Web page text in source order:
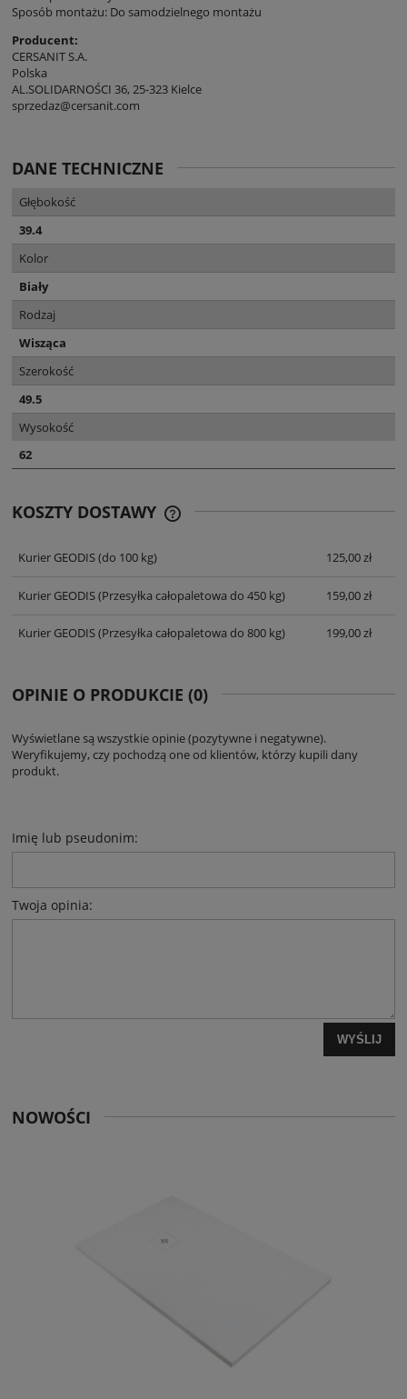
Sposób montażu: Do samodzielnego montażu
Producent:
CERSANIT S.A.
Polska
AL.SOLIDARNOŚCI 36, 25-323 Kielce
sprzedaz@cersanit.com
DANE TECHNICZNE
Głębokość
39.4
Kolor
Biały
Rodzaj
Wisząca
Szerokość
49.5
Wysokość
62
KOSZTY DOSTAWY
Kurier GEODIS(do 100 kg) 125,00 zł
Kurier GEODIS(Przesyłka całopaletowa do 450 kg) 159,00 zł
Kurier GEODIS(Przesyłka całopaletowa do 800 kg) 199,00 zł
OPINIE O PRODUKCIE (0)
Wyświetlane są wszystkie opinie (pozytywne i negatywne).
Weryfikujemy, czy pochodzą one od klientów, którzy kupili dany
produkt.
Imię lub pseudonim:
Twoja opinia:
WYŚLIJ
NOWOŚCI